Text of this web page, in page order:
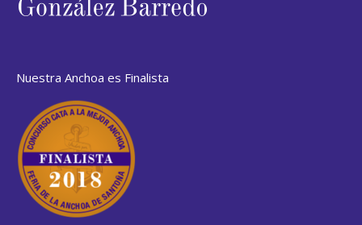
Nuestra Anchoa es Finalista